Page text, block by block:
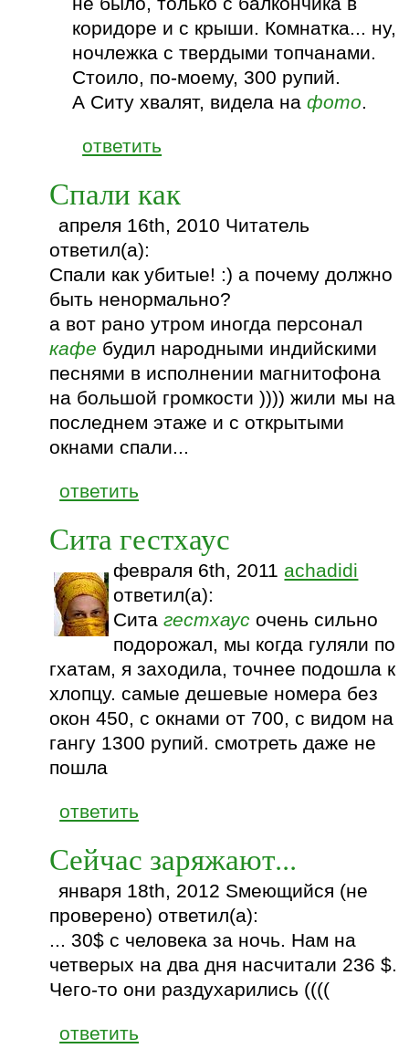
коридоре и с крыши. Комнатка... ну,
ночлежка с твердыми топчанами.
Стоило, по-моему, 300 рупий.
А Ситу хвалят, видела нафото.
ответить
Спали как
апреля 16th, 2010 Читатель
ответил(а):
Спали как убитые! :) а почему должно
быть ненормально?
а вот рано утром иногда персонал
кафе будил народными индийскими
песнями в исполнении магнитофона
на большой громкости )))) жили мы на
последнем этаже и с открытыми
окнами спали...
ответить
Сита гестхаус
февраля 6th, 2011 achadidi
ответил(а):
Ситагестхаус очень сильно
подорожал, мы когда гуляли по
гхатам, я заходила, точнее подошла к
хлопцу. самые дешевые номера без
окон 450, с окнами от 700, с видом на
гангу 1300 рупий. смотреть даже не
пошла
ответить
Сейчас заряжают...
января 18th, 2012 Sмеющийся (не
проверено) ответил(а):
... 30$ с человека за ночь. Нам на
четверых на два дня насчитали 236 $.
Чего-то они раздухарились ((((
ответить